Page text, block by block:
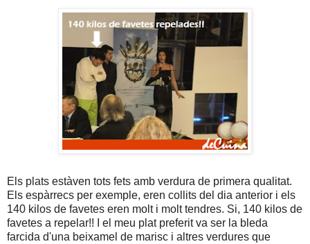
Els plats estàven tots fets amb verdura de primera qualitat.
Els espàrrecs per exemple, eren collits del dia anterior i els
140 kilos de favetes eren molt i molt tendres. Si, 140 kilos de
favetes a repelar!! I el meu plat preferit va ser la bleda
farcida d'una beixamel de marisc i altres verdures que